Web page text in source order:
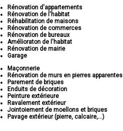
Rénovation d'appartements
Rénovation de l'habitat
Réhabilitation de maisons
Rénovation de commerces
Rénovation de bureaux
Amélioraton de l'habitat
Rénovation de mairie
Garage
Maçonnerie
Rénovation de murs en pierres apparentes
Parement de briques
Enduits de décoration
Peinture extérieure
Ravalement extérieur
Jointoiement de moellons et briques
Pavage extérieur (pierre, calcaire,...)